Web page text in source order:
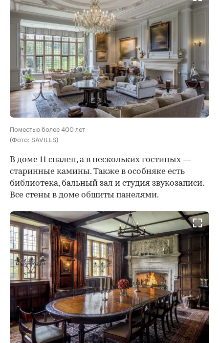
Поместью более 400 лет
(Фото: SAVILLS)
00:00 00:00
В доме 11 спален, а в нескольких гостиных —
старинные камины. Также в особняке есть
библиотека, бальный зал и студия звукозаписи.
Все стены в доме обшиты панелями.